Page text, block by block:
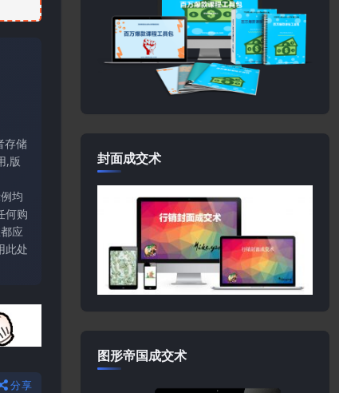
存储
,版
均
何购
应
此处
分享
封面成交术
图形帝国成交术